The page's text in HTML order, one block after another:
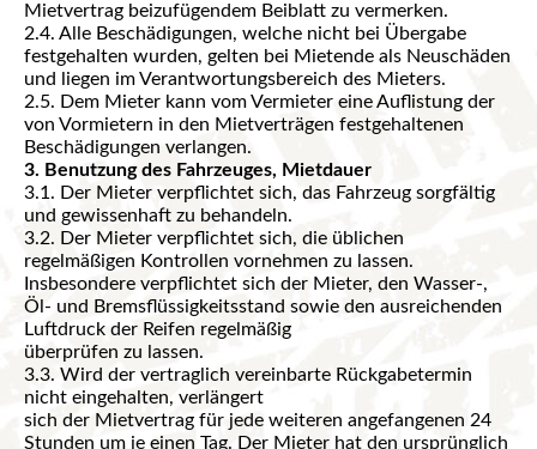
Mietvertrag beizufügendem Beiblatt zu vermerken.
2.4. Alle Beschädigungen, welche nicht bei Übergabe
festgehalten wurden, gelten bei Mietende als Neuschäden
und liegen im Verantwortungsbereich des Mieters.
2.5. Dem Mieter kann vom Vermieter eine Auflistung der
von Vormietern in den Mietverträgen festgehaltenen
Beschädigungen verlangen.
3. Benutzung des Fahrzeuges, Mietdauer
3.1. Der Mieter verpflichtet sich, das Fahrzeug sorgfältig
und gewissenhaft zu behandeln.
3.2. Der Mieter verpflichtet sich, die üblichen
regelmäßigen Kontrollen vornehmen zu lassen.
Insbesondere verpflichtet sich der Mieter, den Wasser-,
Öl- und Bremsflüssigkeitsstand sowie den ausreichenden
Luftdruck der Reifen regelmäßig
überprüfen zu lassen.
3.3. Wird der vertraglich vereinbarte Rückgabetermin
nicht eingehalten, verlängert
sich der Mietvertrag für jede weiteren angefangenen 24
Stunden um je einen Tag. Der Mieter hat den ursprünglich